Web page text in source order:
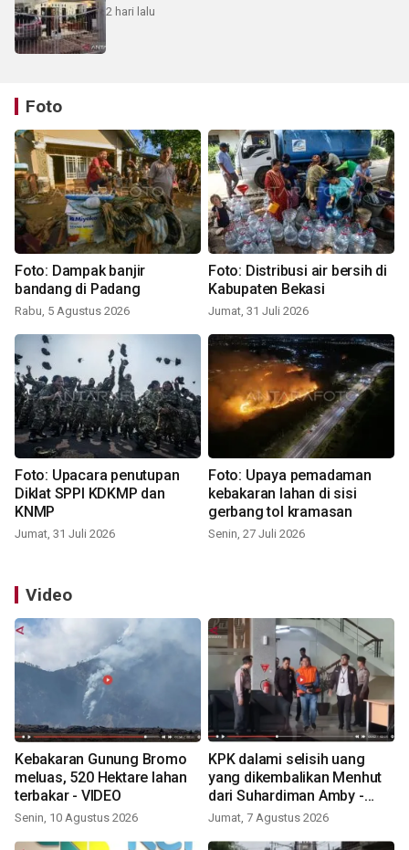
2 hari lalu
Foto
Foto: Dampak banjir
bandang di Padang
Rabu, 5 Agustus 2026
Foto: Distribusi air bersih di
Kabupaten Bekasi
Jumat, 31 Juli 2026
Foto: Upacara penutupan
Diklat SPPI KDKMP dan
KNMP
Jumat, 31 Juli 2026
Foto: Upaya pemadaman
kebakaran lahan di sisi
gerbang tol kramasan
Senin, 27 Juli 2026
Video
Kebakaran Gunung Bromo
meluas, 520 Hektare lahan
terbakar - VIDEO
Senin, 10 Agustus 2026
KPK dalami selisih uang
yang dikembalikan Menhut
dari Suhardiman Amby -
VIDEO
Jumat, 7 Agustus 2026